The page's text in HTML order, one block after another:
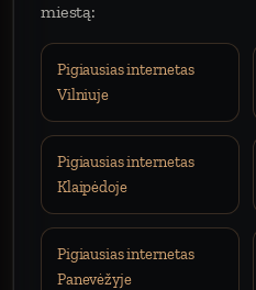
miestą:
Pigiausias internetas
Vilniuje
Pigiausias internetas
Klaipėdoje
Pigiausias internetas
Panevėžyje